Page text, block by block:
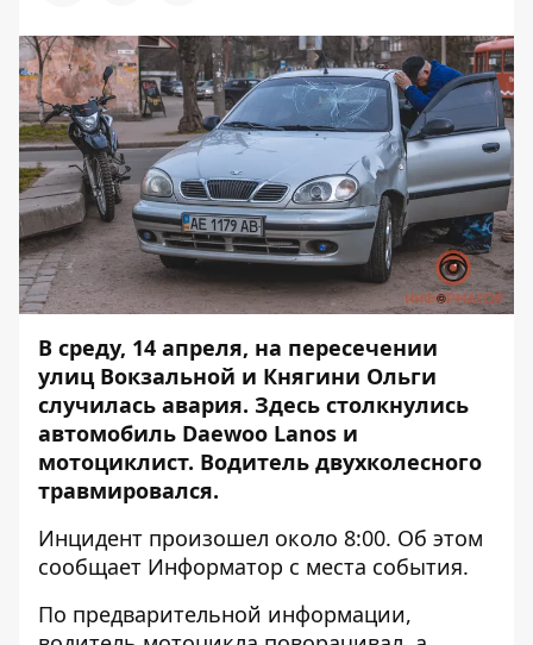
В среду, 14 апреля, на пересечении
улиц Вокзальной и Княгини Ольги
случилась авария. Здесь столкнулись
автомобиль Daewoo Lanos и
мотоциклист. Водитель двухколесного
травмировался.
Инцидент произошел около 8:00. Об этом
сообщает Информатор с места события.
По предварительной информации,